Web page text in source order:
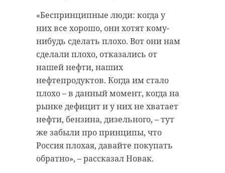
«Беспринципные люди: когда у
них все хорошо, они хотят кому-
нибудь сделать плохо. Вот они нам
сделали плохо, отказались от
нашей нефти, наших
нефтепродуктов. Когда им стало
плохо – в данный момент, когда на
рынке дефицит и у них не хватает
нефти, бензина, дизельного, – тут
же забыли про принципы, что
Россия плохая, давайте покупать
обратно», – рассказал Новак.
ребенка. Один пострадавший
госпитализирован для оказания
необходимой помощи.
только России, но и
мира. Провокации,
попытки
«перетянуть»
повестку,
предпринятые
«Киевом и ко», имели
лишь обратный
эффект. Президент и
в ключевой речи на
ПМЭФ, и ранее, на